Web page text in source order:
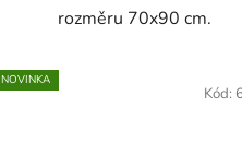
rozměru 70x90 cm.
NOVINKA
Kód: